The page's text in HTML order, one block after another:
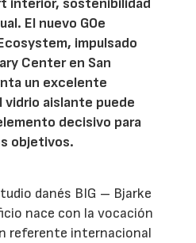
El nuevo GOe
impulsado
Center en San
un excelente
vidrio aislante puede
decisivo para
objetivos.
danés BIG – Bjarke
nace con la vocación
referente internacional